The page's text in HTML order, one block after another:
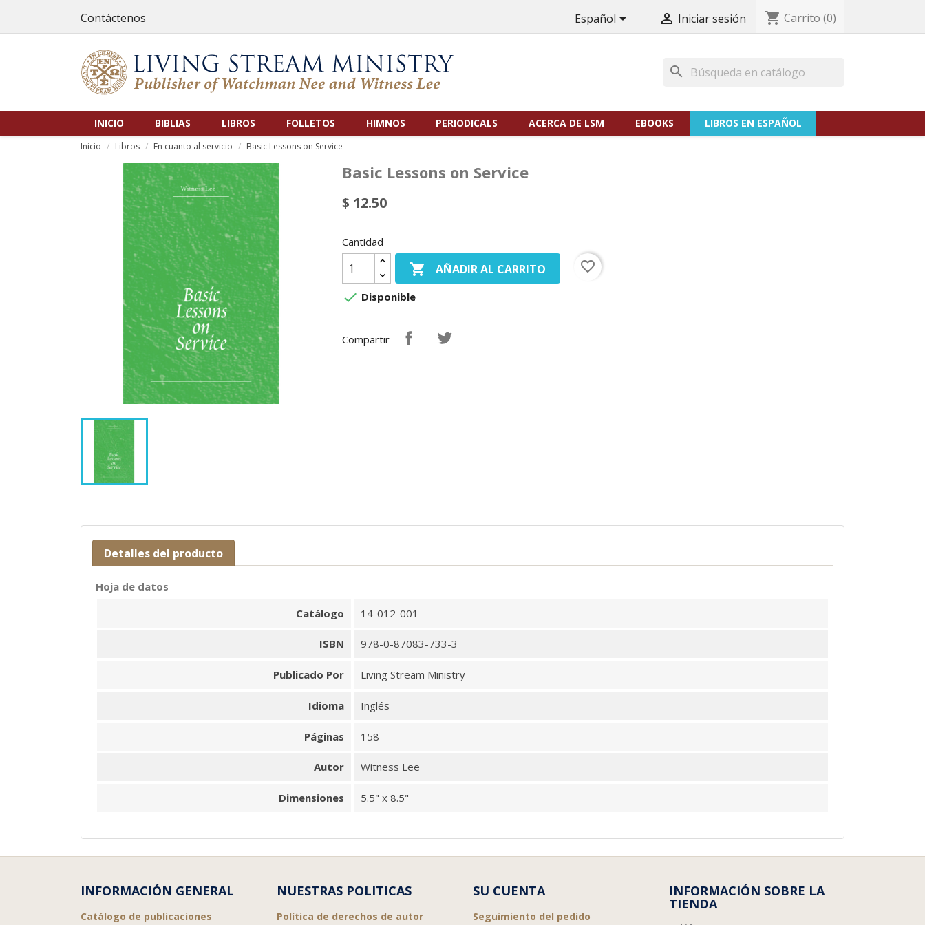
Contáctenos Español  Iniciar sesión shopping_cart Carrito (0)
search
INICIO BIBLIAS LIBROS FOLLETOS HIMNOS PERIODICALS ACERCA DE LSM EBOOKS LIBROS EN ESPAÑOL
Inicio Libros En cuanto al servicio Basic Lessons on Service
Basic Lessons on Service
$ 12.50
Cantidad
 AÑADIR AL CARRITO
favorite_border
 Disponible
Compartir
Detalles del producto
Hoja de datos
Catálogo
14-012-001
ISBN 978-0-87083-733-3
Publicado Por Living Stream Ministry
Idioma Inglés
Páginas 158
Autor Witness Lee
Dimensiones 5.5" x 8.5"
INFORMACIÓN GENERAL
Catálogo de publicaciones
NUESTRAS POLITICAS
Política de derechos de autor
SU CUENTA
Seguimiento del pedido
INFORMACIÓN SOBRE LA
TIENDA